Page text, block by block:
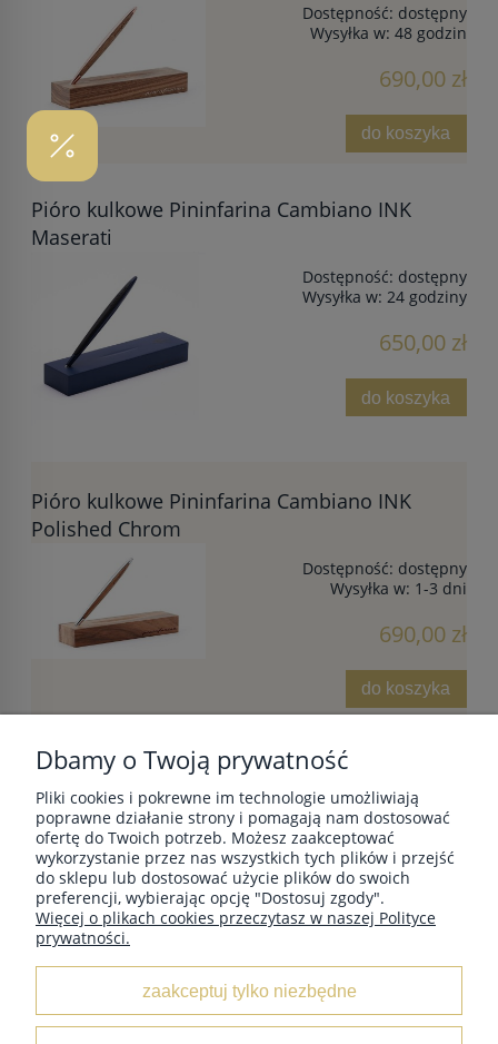
Dostępność: dostępny
Wysyłka w: 48 godzin
690,00 zł
do koszyka
Pióro kulkowe Pininfarina Cambiano INK
Maserati
Dostępność: dostępny
Wysyłka w: 24 godziny
650,00 zł
do koszyka
Pióro kulkowe Pininfarina Cambiano INK
Polished Chrom
Dostępność: dostępny
Wysyłka w: 1-3 dni
690,00 zł
do koszyka
POMOC
MOJE KONTO
PŁATNOŚCI I DOSTAWA
Dbamy o Twoją prywatność
Pliki cookies i pokrewne im technologie umożliwiają
poprawne działanie strony i pomagają nam dostosować
ofertę do Twoich potrzeb. Możesz zaakceptować
wykorzystanie przez nas wszystkich tych plików i przejść
do sklepu lub dostosować użycie plików do swoich
preferencji, wybierając opcję "Dostosuj zgody".
Więcej o plikach cookies przeczytasz w naszej Polityce
prywatności.
zaakceptuj tylko niezbędne